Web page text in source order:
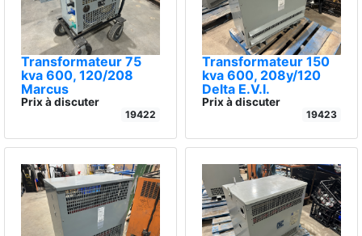
Transformateur 75
kva 600, 120/208
Marcus
Prix à discuter
19422
Transformateur 150
kva 600, 208y/120
Delta E.V.I.
Prix à discuter
19423